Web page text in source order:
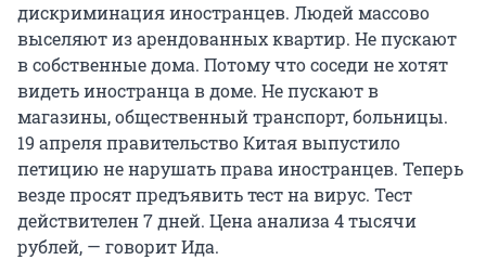
дискриминация иностранцев. Людей массово
выселяют из арендованных квартир. Не пускают
в собственные дома. Потому что соседи не хотят
видеть иностранца в доме. Не пускают в
магазины, общественный транспорт, больницы.
19 апреля правительство Китая выпустило
петицию не нарушать права иностранцев. Теперь
везде просят предъявить тест на вирус. Тест
действителен 7 дней. Цена анализа 4 тысячи
рублей, — говорит Ида.